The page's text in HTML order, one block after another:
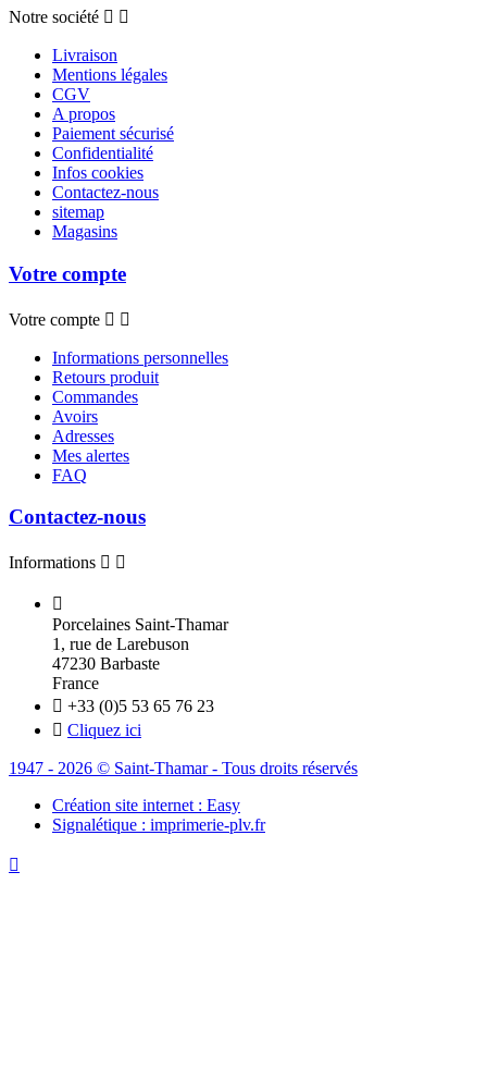
Notre société  
Livraison
Mentions légales
CGV
A propos
Paiement sécurisé
Confidentialité
Infos cookies
Contactez-nous
sitemap
Magasins
Votre compte
Votre compte  
Informations personnelles
Retours produit
Commandes
Avoirs
Adresses
Mes alertes
FAQ
Contactez-nous
Informations  

Porcelaines Saint-Thamar
1, rue de Larebuson
47230 Barbaste
France
 +33 (0)5 53 65 76 23
 Cliquez ici
1947 - 2026 © Saint-Thamar - Tous droits réservés
Création site internet : Easy
Signalétique : imprimerie-plv.fr
